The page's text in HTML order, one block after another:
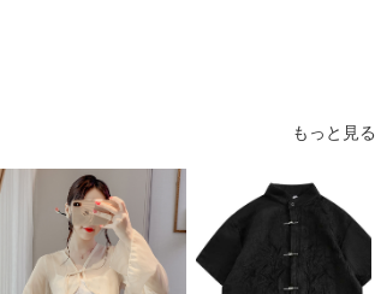
もっと見る